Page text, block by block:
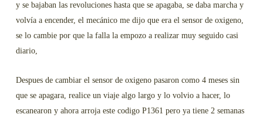
y se bajaban las revoluciones hasta que se apagaba, se daba marcha y
volvía a encender, el mecánico me dijo que era el sensor de oxigeno,
se lo cambie por que la falla la empozo a realizar muy seguido casi
diario,
Despues de cambiar el sensor de oxigeno pasaron como 4 meses sin
que se apagara, realice un viaje algo largo y lo volvio a hacer, lo
escanearon y ahora arroja este codigo P1361 pero ya tiene 2 semanas